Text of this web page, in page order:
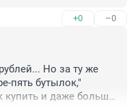
+0 –0
Но за ту же
пять бутылок,"
купить и даже больше.